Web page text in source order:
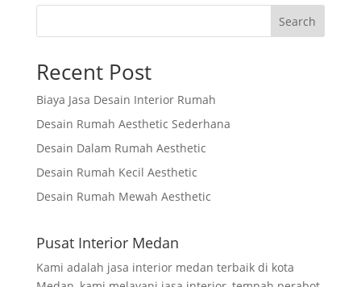
Search
Recent Post
Biaya Jasa Desain Interior Rumah
Desain Rumah Aesthetic Sederhana
Desain Dalam Rumah Aesthetic
Desain Rumah Kecil Aesthetic
Desain Rumah Mewah Aesthetic
Pusat Interior Medan
Kami adalah jasa interior medan terbaik di kota